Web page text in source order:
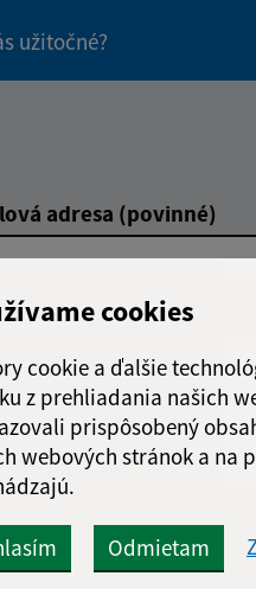
cookies
cookie a ďalšie
z prehliadania našich
prispôsobený
webových stránok a na
Odmietam
užitočné?
adresa (povinné)
GoogleOdoslať
správu